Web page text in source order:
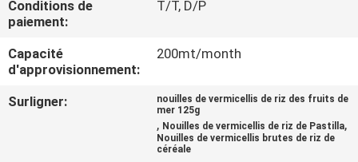
DE
QUALITÉ
CONTACTEZ-
Conditions de
paiement:
T/T, D/P
Capacité
d'approvisionnement:
200mt/month
Surligner:
nouilles de vermicellis de riz des fruits de
mer 125g
, Nouilles de vermicellis de riz de Pastilla,
Nouilles de vermicellis brutes de riz de
céréale